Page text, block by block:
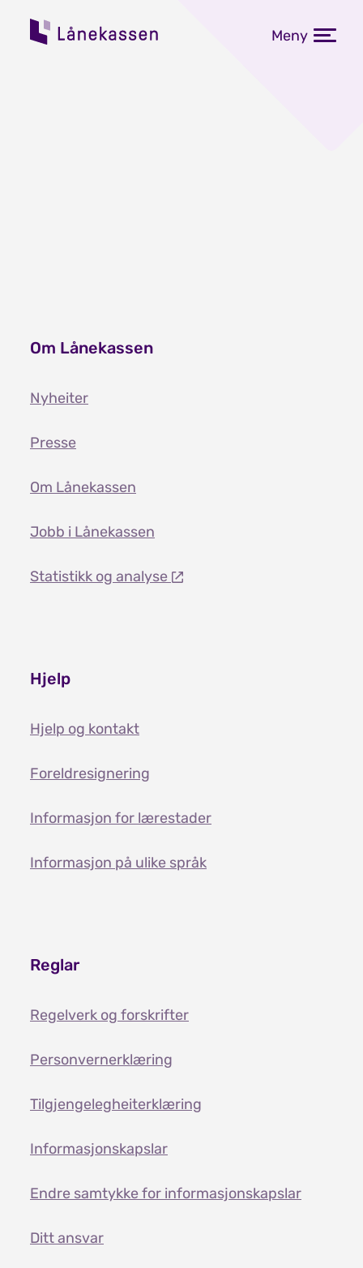
Meny
Om Lånekassen
Nyheiter
Presse
Om Lånekassen
Jobb i Lånekassen
Statistikk og analyse
Hjelp
Hjelp og kontakt
Foreldresignering
Informasjon for lærestader
Informasjon på ulike språk
Reglar
Regelverk og forskrifter
Personvernerklæring
Tilgjengelegheiterklæring
Informasjonskapslar
Endre samtykke for informasjonskapslar
Ditt ansvar